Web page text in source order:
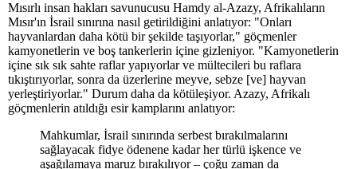
Mısırlı insan hakları savunucusu Hamdy al-Azazy, Afrikalıların
Mısır'ın İsrail sınırına nasıl getirildiğini anlatıyor: "Onları
hayvanlardan daha kötü bir şekilde taşıyorlar," göçmenler
kamyonetlerin ve boş tankerlerin içine gizleniyor. "Kamyonetlerin
içine sık sık sahte raflar yapıyorlar ve mültecileri bu raflara
tıkıştırıyorlar, sonra da üzerlerine meyve, sebze [ve] hayvan
yerleştiriyorlar." Durum daha da kötüleşiyor. Azazy, Afrikalı
göçmenlerin atıldığı esir kamplarını anlatıyor:
Mahkumlar, İsrail sınırında serbest bırakılmalarını
sağlayacak fidye ödenene kadar her türlü işkence ve
aşağılamaya maruz bırakılıyor – çoğu zaman da